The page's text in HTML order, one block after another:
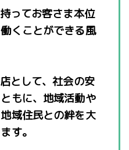
ってお客さま本位
くことができる風
として、社会の安
もに、地域活動や
域住民との絆を大
す。